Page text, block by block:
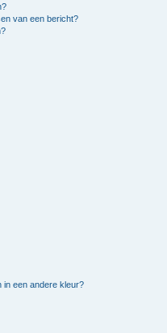
van een bericht?
in een andere kleur?